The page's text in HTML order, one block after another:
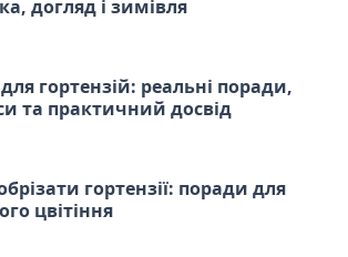
догляд і зимівля
гортензій: реальні поради,
та практичний досвід
гортензії: поради для
цвітіння